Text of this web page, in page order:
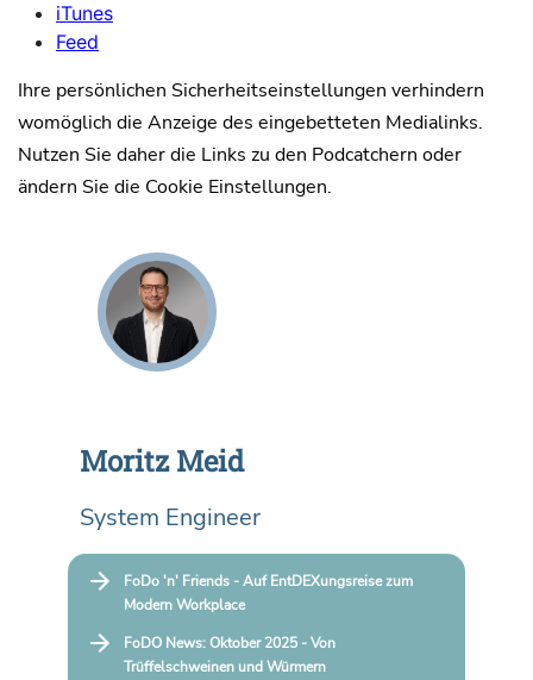
iTunes
Feed
Ihre persönlichen Sicherheitseinstellungen verhindern
womöglich die Anzeige des eingebetteten Medialinks.
Nutzen Sie daher die Links zu den Podcatchern oder
ändern Sie die Cookie Einstellungen.
Moritz Meid
System Engineer
FoDo 'n' Friends - Auf EntDEXungsreise zum
Modern Workplace
FoDO News: Oktober 2025 - Von
Trüffelschweinen und Würmern